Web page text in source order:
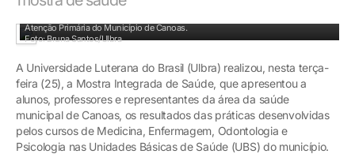
Atenção Primária do Município de Canoas.
Foto: Bruna Santos/Ulbra
A Universidade Luterana do Brasil (Ulbra) realizou, nesta terça-
feira (25), a Mostra Integrada de Saúde, que apresentou a
alunos, professores e representantes da área da saúde
municipal de Canoas, os resultados das práticas desenvolvidas
pelos cursos de Medicina, Enfermagem, Odontologia e
Psicologia nas Unidades Básicas de Saúde (UBS) do município.